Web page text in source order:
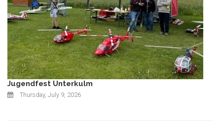
Jugendfest Unterkulm
Thursday, July 9, 2026